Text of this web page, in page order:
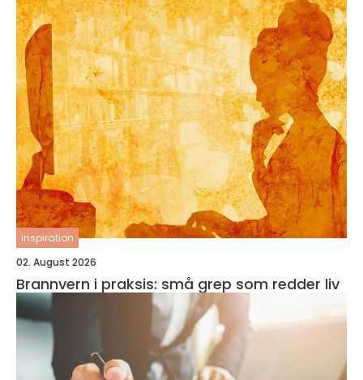
inspiration
02. August 2026
Brannvern i praksis: små grep som redder liv